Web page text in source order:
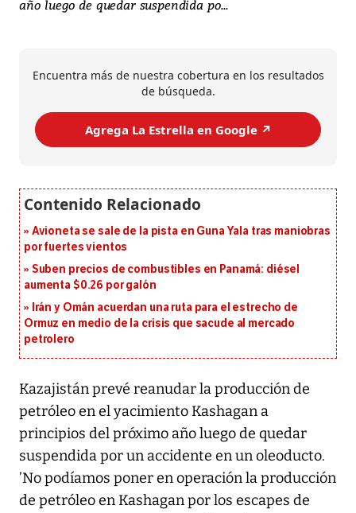
año luego de quedar suspendida po...
Encuentra más de nuestra cobertura en los resultados
de búsqueda.
Agrega La Estrella en Google ↗️
Avioneta se sale de la pista en Guna Yala tras maniobras
por fuertes vientos
Suben precios de combustibles en Panamá: diésel
aumenta $0.26 por galón
Irán y Omán acuerdan una ruta para el estrecho de
Ormuz en medio de la crisis que sacude al mercado
petrolero
Kazajistán prevé reanudar la producción de
petróleo en el yacimiento Kashagan a
principios del próximo año luego de quedar
suspendida por un accidente en un oleoducto.
’No podíamos poner en operación la producción
de petróleo en Kashagan por los escapes de